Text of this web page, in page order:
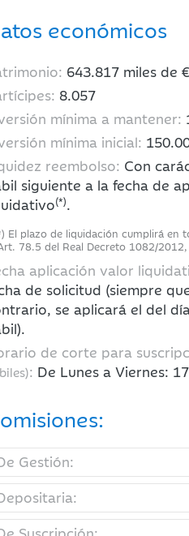
económicos
643.817 miles de
8.057
mínima a mantener:
mínima inicial:
reembolso: Con
siguiente a la fecha de
(*).
El plazo de liquidación cumplirá en
78.5 del Real Decreto 1082/
aplicación valor
de solicitud (siempre
se aplicará el del
de corte para
: De Lunes a Viernes:
Gestión: